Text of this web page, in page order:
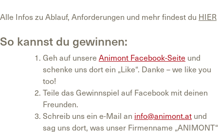
Alle Infos zu Ablauf, Anforderungen und mehr findest du HIER
So kannst du gewinnen:
Geh auf unsere Animont Facebook-Seite und
schenke uns dort ein „Like“. Danke – we like you
too!
Teile das Gewinnspiel auf Facebook mit deinen
Freunden.
Schreib uns ein e-Mail an info@animont.at und
sag uns dort, was unser Firmenname „ANIMONT“